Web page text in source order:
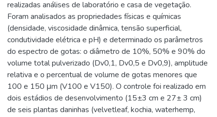
realizadas análises de laboratório e casa de vegetação.
Foram analisados as propriedades físicas e químicas
(densidade, viscosidade dinâmica, tensão superficial,
condutividade elétrica e pH) e determinado os parâmetros
do espectro de gotas: o diâmetro de 10%, 50% e 90% do
volume total pulverizado (Dv0,1, Dv0,5 e Dv0,9), amplitude
relativa e o percentual de volume de gotas menores que
100 e 150 μm (V100 e V150). O controle foi realizado em
dois estádios de desenvolvimento (15±3 cm e 27± 3 cm)
de seis plantas daninhas (velvetleaf, kochia, waterhemp,